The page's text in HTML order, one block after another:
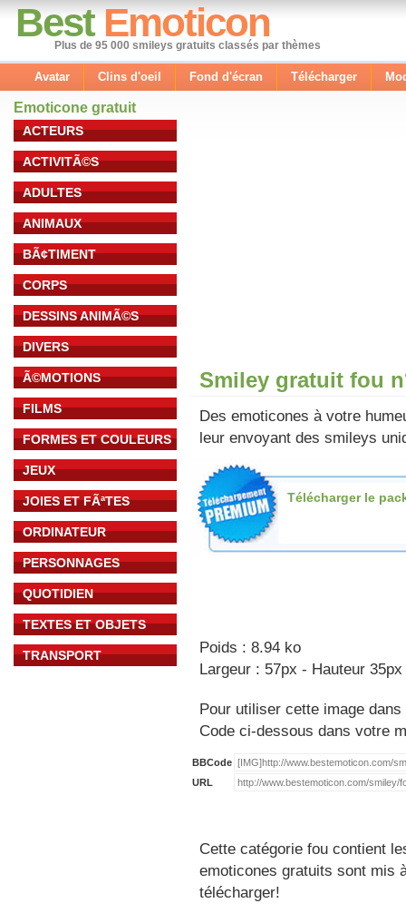
Best Emoticon
Plus de 95 000 smileys gratuits classés par thèmes
Avatar Clins d'oeil Fond d'écran Télécharger
Emoticone gratuit
ACTEURS
ACTIVITÃ©S
ADULTES
ANIMAUX
BÃ¢TIMENT
CORPS
DESSINS ANIMÃ©S
DIVERS
Ã©MOTIONS
FILMS
FORMES ET COULEURS
JEUX
JOIES ET FÃªTES
ORDINATEUR
PERSONNAGES
QUOTIDIEN
TEXTES ET OBJETS
TRANSPORT
Smiley gratuit fou
Des emoticones à votre
leur envoyant des smileys
Télécharger le
Poids : 8.94 ko
Largeur : 57px - Hauteur 35px
Pour utiliser cette image
Code ci-dessous dans votre
BBCode
URL
Cette catégorie fou contient
emoticones gratuits sont mis
télécharger!